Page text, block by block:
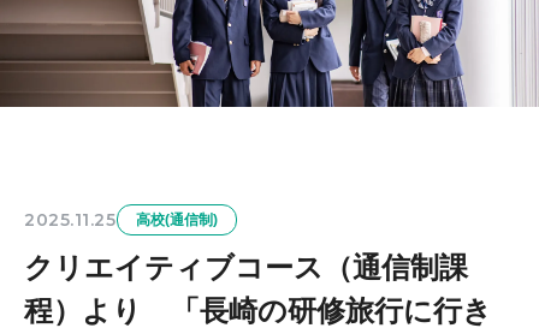
2025.11.25 高校(通信制)
クリエイティブコース（通信制課
程）より 「長崎の研修旅行に行き